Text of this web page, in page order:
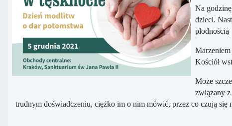
Na
dzieci.
płodnością
Marzeniem
Kościół
Może
związany z
trudnym doświadczeniu, ciężko im o nim mówić, przez co czują się